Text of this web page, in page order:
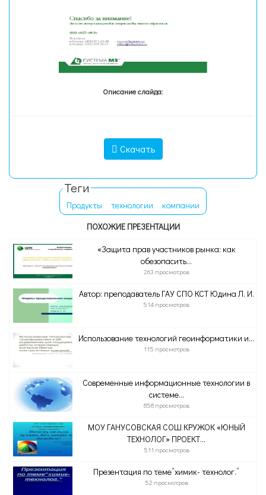
Описание слайда:
Скачать
Теги
Продукты технологии
компании
ПОХОЖИЕ ПРЕЗЕНТАЦИИ
«Защита прав участников рынка: как
обезопасить...
263 просмотров
Автор: преподаватель ГАУ СПО КСТ Юдина Л. И.
514 просмотров
Использование технологий геоинформатики и...
115 просмотров
Современные информационные технологии в
системе...
858 просмотров
МОУ ГАНУСОВСКАЯ СОШ КРУЖОК «ЮНЫЙ
ТЕХНОЛОГ» ПРОЕКТ...
511 просмотров
Презентация по теме”химик- технолог.”
52 просмотров